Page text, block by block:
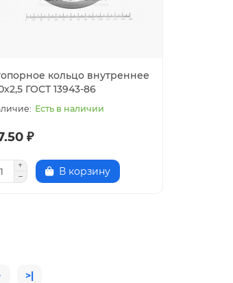
кольцо внутреннее
ГОСТ 13943-86
Есть в наличии
₽
В корзину
>|